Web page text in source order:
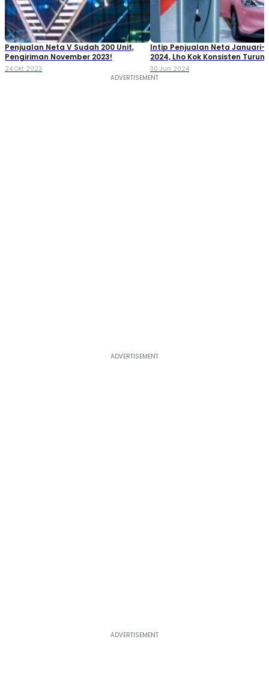
Penjualan Neta V Sudah 200 Unit,
Pengiriman November 2023!
24 Okt 2023
Intip Penjualan Neta Januari-
2024, Lho Kok Konsisten Turun!
30 Jun 2024